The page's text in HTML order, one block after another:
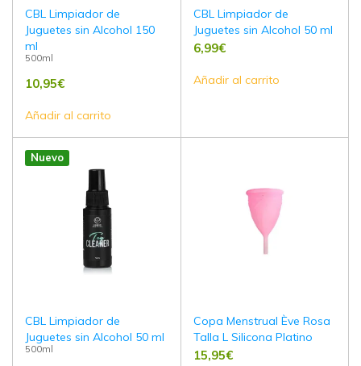
CBL Limpiador de
Juguetes sin Alcohol 150
ml
500ml
10,95€
Añadir al carrito
CBL Limpiador de
Juguetes sin Alcohol 50 ml
6,99€
Añadir al carrito
Nuevo
CBL Limpiador de
Juguetes sin Alcohol 50 ml
500ml
Copa Menstrual Ève Rosa
Talla L Silicona Platino
15,95€